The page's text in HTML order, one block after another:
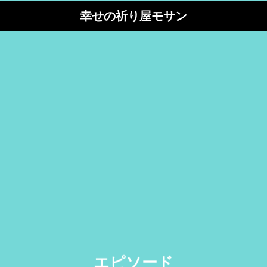
幸せの祈り屋モサン
エピソード